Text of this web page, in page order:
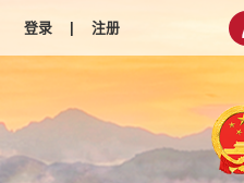
登录 | 注册